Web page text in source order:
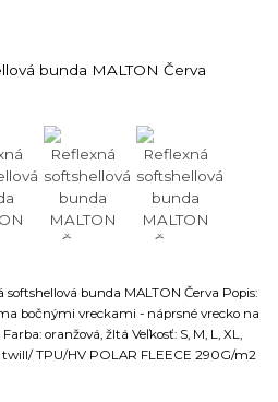
bunda MALTON Červa Popis:
bočnými vreckami - náprsné vrecko na
oranžová, žltá Veľkosť: S, M, L, XL,
twill/ TPU/HV POLAR FLEECE 290G/m2